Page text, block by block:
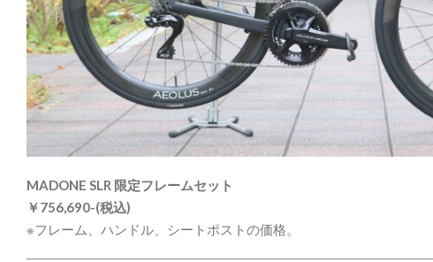
MADONE SLR 限定フレームセット
￥756,690-(税込)
※フレーム、ハンドル、シートポストの価格。